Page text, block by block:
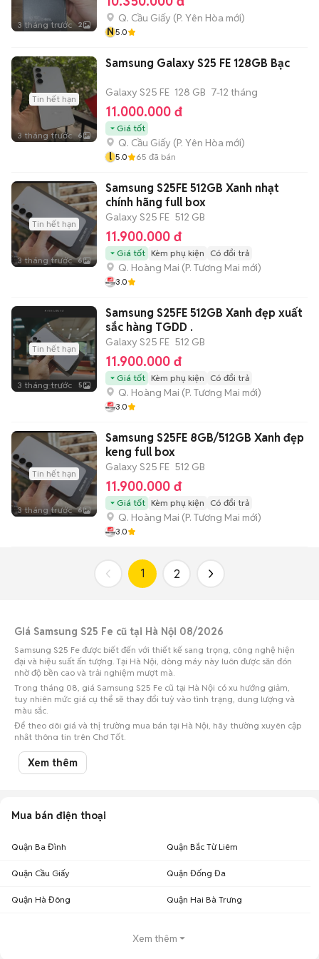
3 tháng trước 2
Q. Cầu Giấy (P. Yên Hòa mới)
N5.0
Tin hết hạn
3 tháng trước 6
Samsung Galaxy S25 FE 128GB Bạc
Galaxy S25 FE 128 GB 7-12 tháng
11.000.000 đ
Giá tốt
Q. Cầu Giấy (P. Yên Hòa mới)
l 5.0 65 đã bán
Tin hết hạn
3 tháng trước 6
Samsung S25FE 512GB Xanh nhạt
chính hãng full box
Galaxy S25 FE 512 GB
11.900.000 đ
Giá tốt Kèm phụ kiện Có đổi trả
Q. Hoàng Mai (P. Tương Mai mới)
3.0
Tin hết hạn
3 tháng trước 5
Samsung S25FE 512GB Xanh đẹp xuất
sắc hàng TGDD .
Galaxy S25 FE 512 GB
11.900.000 đ
Giá tốt Kèm phụ kiện Có đổi trả
Q. Hoàng Mai (P. Tương Mai mới)
3.0
Tin hết hạn
3 tháng trước 6
Samsung S25FE 8GB/512GB Xanh đẹp
keng full box
Galaxy S25 FE 512 GB
11.900.000 đ
Giá tốt Kèm phụ kiện Có đổi trả
Q. Hoàng Mai (P. Tương Mai mới)
3.0
1 2
Giá Samsung S25 Fe cũ tại Hà Nội 08/2026
Samsung S25 Fe được biết đến với thiết kế sang trọng, công nghệ hiện
đại và hiệu suất ấn tượng. Tại Hà Nội, dòng máy này luôn được săn đón
nhờ độ bền cao và trải nghiệm mượt mà.
Trong tháng 08, giá Samsung S25 Fe cũ tại Hà Nội có xu hướng giảm,
tuy nhiên mức giá cụ thể sẽ thay đổi tuỳ vào tình trạng, dung lượng và
màu sắc.
Để theo dõi giá và thị trường mua bán tại Hà Nội, hãy thường xuyên cập
nhật thông tin trên Chợ Tốt.
Lưu ý:Mức giá dựa trên các tin đăng tại Chợ Tốt, chỉ mang tính chất tham
khảo. Giá Samsung S25 Fe cũ sẽ phụ thuộc vào tình trạng, phiên bản và các
thoả thuận khi mua bán.
Chợ Tốt có 22 tin đăng bán, mua Samsung S25 Fe cũ tại Hà Nội với nhiều
Chợ Tốt - Nơi mua bán Samsung S25 Fe cũ tại Hà Nội giá tốt nhất!
Giá Samsung S25 Fe cũ tại Hà Nội có rẻ hơn nơi khác
không?
Tại Hà Nội, chúng tôi ghi nhận khoảng 22 tin đăng rao bán Samsung S25
Samsung S25 Fe cũ tại Hà Nội
Xem thêm
Mua bán điện thoại
Quận Ba Đình Quận Bắc Từ Liêm
Quận Cầu Giấy Quận Đống Đa
Quận Hà Đông Quận Hai Bà Trưng
Xem thêm